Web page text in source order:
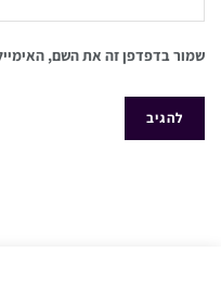
שמור בדפדפן זה את השם,